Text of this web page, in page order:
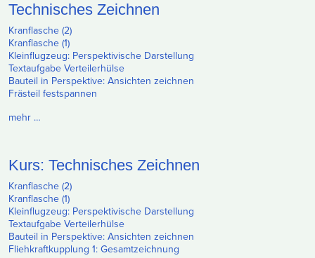
Technisches Zeichnen
Kranflasche (2)
Kranflasche (1)
Kleinflugzeug: Perspektivische Darstellung
Textaufgabe Verteilerhülse
Bauteil in Perspektive: Ansichten zeichnen
Frästeil festspannen
mehr …
Kurs: Technisches Zeichnen
Kranflasche (2)
Kranflasche (1)
Kleinflugzeug: Perspektivische Darstellung
Textaufgabe Verteilerhülse
Bauteil in Perspektive: Ansichten zeichnen
Fliehkraftkupplung 1: Gesamtzeichnung